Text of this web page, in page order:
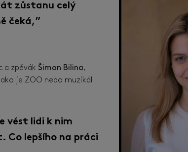
zůstanu celý
čeká,”
a zpěvák Šimon Bilina,
je ZOO nebo muzikál
vést lidi k nim
Co lepšího na práci